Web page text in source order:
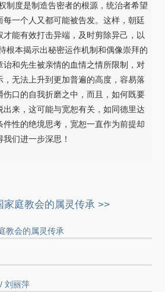
制度是制造告密者的根源，统治者希望
一个人又都可能被告发。这样，朝廷
能有效打击异端，及时剪除异己，以
根本揭示出秘密运作机制和偶像崇拜的
诒和先生被亲情的血情之情所限制，对
，无法上升到更加普遍的高度，容易落
伤口的自我折磨之中，而且，如何既要
出来，这可能与宽恕有关，如同德里达
性的绝境思考，宽恕一直作为前提却
们进一步深思！
庭教会的属灵传承 >>
会的属灵传承
刘丽萍